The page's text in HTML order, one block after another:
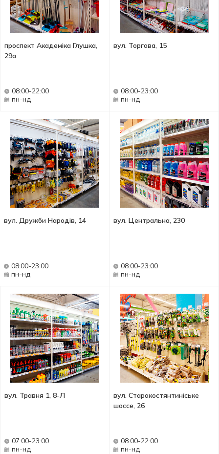
проспект Академіка Глушка,
29а
08:00-22:00
пн-нд
вул. Торгова, 15
08:00-23:00
пн-нд
вул. Дружби Народів, 14
08:00-23:00
пн-нд
вул. Центральна, 230
08:00-23:00
пн-нд
вул. Травня 1, 8-Л
07:00-23:00
пн-нд
вул. Старокостянтиніське
шоссе, 26
08:00-22:00
пн-нд